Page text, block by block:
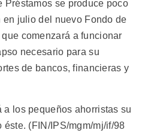
Préstamos se produce poco
julio del nuevo Fondo de
comenzará a funcionar
necesario para su
de bancos, financieras y
a los pequeños ahorristas su
(FIN/IPS/mgm/mj/if/98